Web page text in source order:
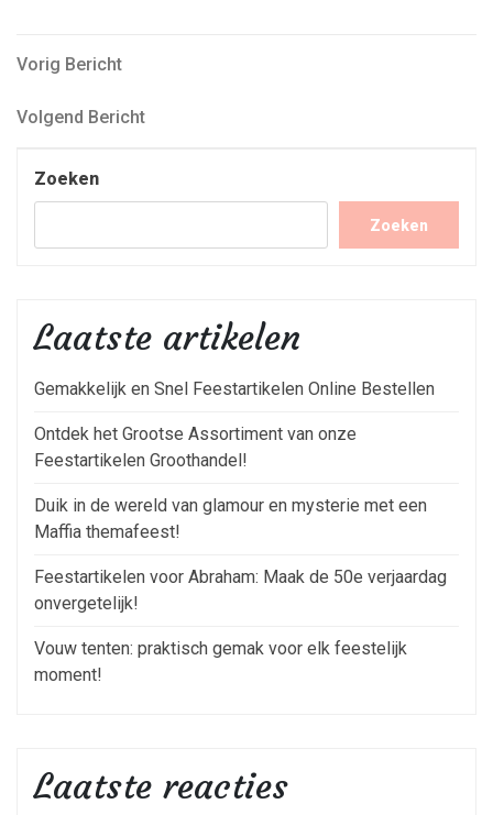
Bericht
navigatie
Vorig
Vorig Bericht
Volgend
Volgend Bericht
Zoeken
Zoeken
Laatste artikelen
Gemakkelijk en Snel Feestartikelen Online Bestellen
Ontdek het Grootse Assortiment van onze
Feestartikelen Groothandel!
Duik in de wereld van glamour en mysterie met een
Maffia themafeest!
Feestartikelen voor Abraham: Maak de 50e verjaardag
onvergetelijk!
Vouw tenten: praktisch gemak voor elk feestelijk
moment!
Laatste reacties